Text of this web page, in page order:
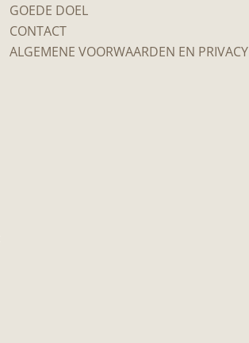
GOEDE DOEL
CONTACT
ALGEMENE VOORWAARDEN EN PRIVACY